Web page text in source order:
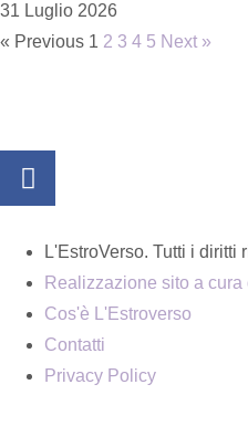
31 Luglio 2026
« Previous 1 2 3 4 5 Next »
L'EstroVerso. Tutti i diritti
Realizzazione sito a
Cos'è L'Estroverso
Contatti
Privacy Policy